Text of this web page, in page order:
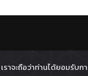
าจะถือว่าท่านได้ยอมรับก